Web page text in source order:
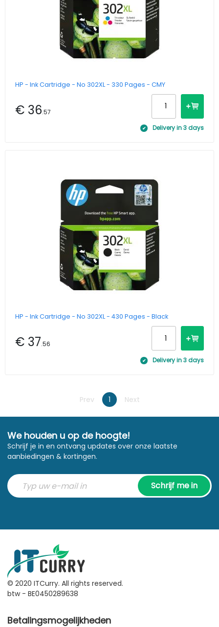
HP - Ink Cartridge - No 302XL - 330 Pages - CMY
€ 36.57
Delivery in 3 days
HP - Ink Cartridge - No 302XL - 430 Pages - Black
€ 37.56
Delivery in 3 days
Prev 1 Next
We houden u op de hoogte!
Schrijf je in en ontvang updates over onze laatste
aanbiedingen & kortingen.
Schrijf me in
© 2020 ITCurry. All rights reserved.
btw - BE0450289638
Betalingsmogelijkheden